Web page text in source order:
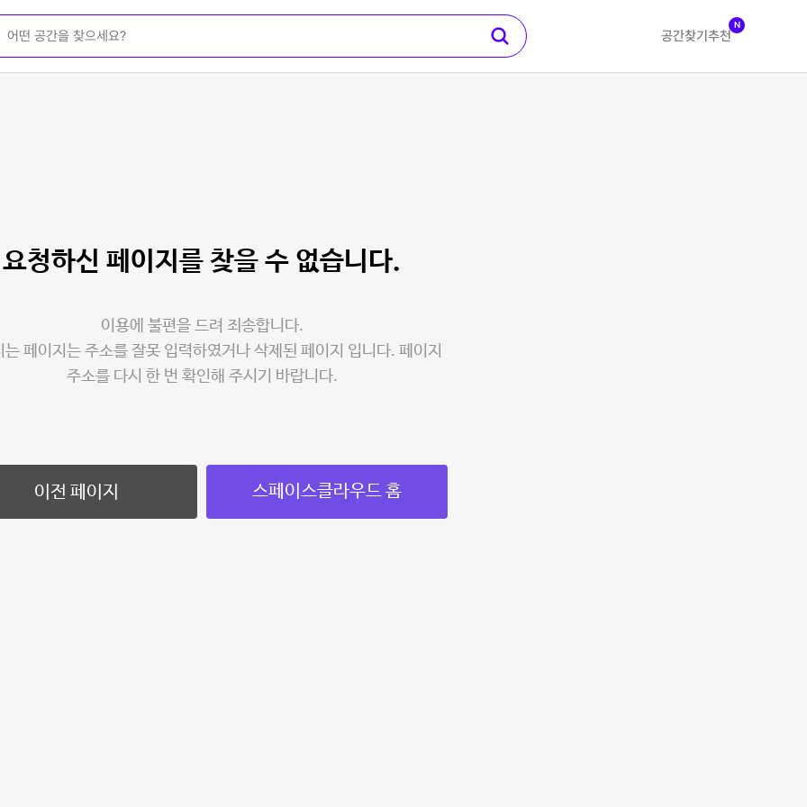
공간찾기 추천
N
요청하신 페이지를 찾을 수 없습니다.
이용에 불편을 드려 죄송합니다.
는 페이지는 주소를 잘못 입력하였거나 삭제된 페이지 입니다. 페이지
주소를 다시 한 번 확인해 주시기 바랍니다.
이전 페이지 스페이스클라우드 홈